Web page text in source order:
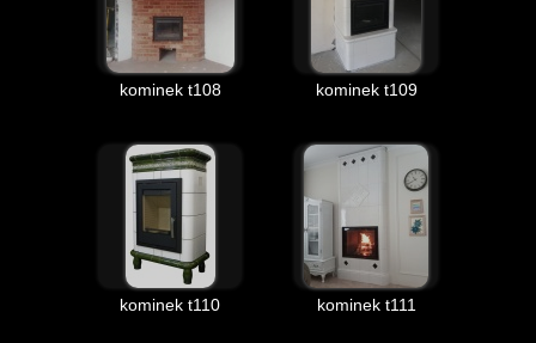
kominek t108 kominek t109
kominek t110 kominek t111